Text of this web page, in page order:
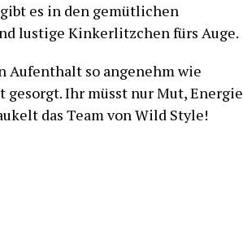
es in den gemütlichen
lustige Kinkerlitzchen fürs Auge.
Aufenthalt so angenehm wie
Ihr müsst nur Mut, Energie
das Team von Wild Style!